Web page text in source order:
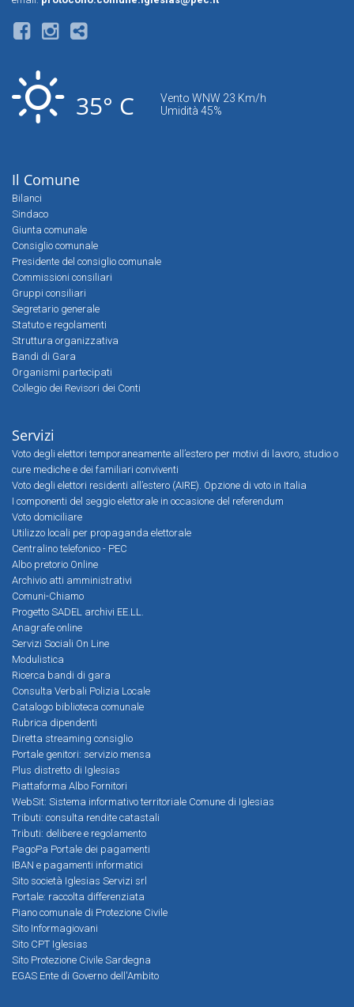
35° C
Vento WNW 23 Km/h
Umidità 45%
Il Comune
Bilanci
Sindaco
Giunta comunale
Consiglio comunale
Presidente del consiglio comunale
Commissioni consiliari
Gruppi consiliari
Segretario generale
Statuto e regolamenti
Struttura organizzativa
Bandi di Gara
Organismi partecipati
Collegio dei Revisori dei Conti
Servizi
Voto degli elettori temporaneamente all’estero per motivi di lavoro, studio o
cure mediche e dei familiari conviventi
Voto degli elettori residenti all’estero (AIRE). Opzione di voto in Italia
I componenti del seggio elettorale in occasione del referendum
Voto domiciliare
Utilizzo locali per propaganda elettorale
Centralino telefonico - PEC
Albo pretorio Online
Archivio atti amministrativi
Comuni-Chiamo
Progetto SADEL archivi EE.LL.
Anagrafe online
Servizi Sociali On Line
Modulistica
Ricerca bandi di gara
Consulta Verbali Polizia Locale
Catalogo biblioteca comunale
Rubrica dipendenti
Diretta streaming consiglio
Portale genitori: servizio mensa
Plus distretto di Iglesias
Piattaforma Albo Fornitori
WebSit: Sistema informativo territoriale Comune di Iglesias
Tributi: consulta rendite catastali
Tributi: delibere e regolamento
PagoPa Portale dei pagamenti
IBAN e pagamenti informatici
Sito società Iglesias Servizi srl
Portale: raccolta differenziata
Piano comunale di Protezione Civile
Sito Informagiovani
Sito CPT Iglesias
Sito Protezione Civile Sardegna
EGAS Ente di Governo dell'Ambito